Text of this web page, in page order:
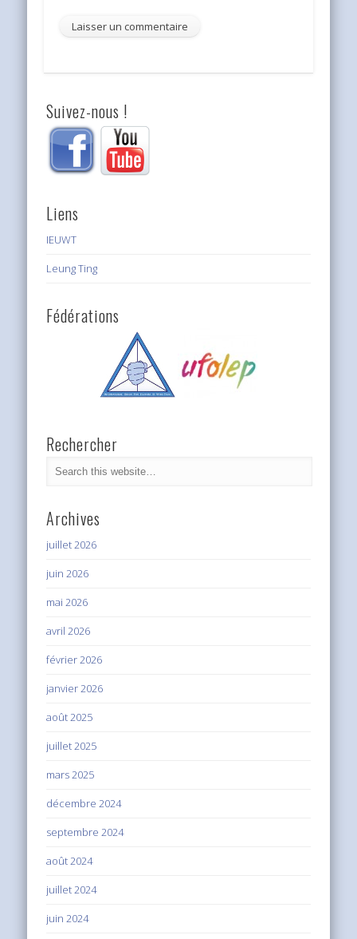
Suivez-nous !
Liens
IEUWT
Leung Ting
Fédérations
Rechercher
Archives
juillet 2026
juin 2026
mai 2026
avril 2026
février 2026
janvier 2026
août 2025
juillet 2025
mars 2025
décembre 2024
septembre 2024
août 2024
juillet 2024
juin 2024